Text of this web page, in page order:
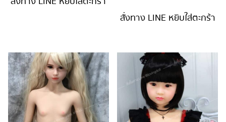
สั่งทาง LINE หยิบใส่ตะกร้า